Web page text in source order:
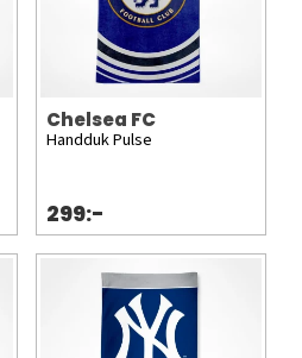
Chelsea FC
Handduk Pulse
299:-